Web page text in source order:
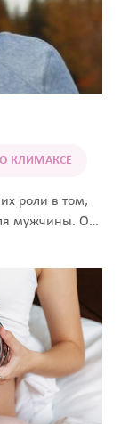
КЛИМАКСЕ
роли в том,
мужчины. О
как они
для